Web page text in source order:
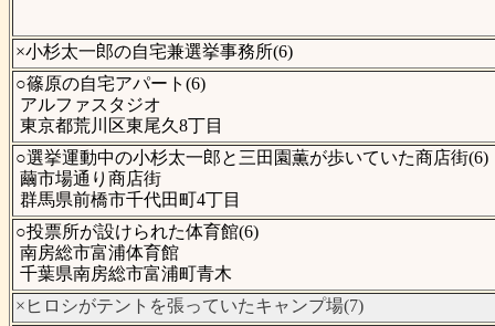
×小杉太一郎の自宅兼選挙事務所(6)
○篠原の自宅アパート(6)
アルファスタジオ
東京都荒川区東尾久8丁目
○選挙運動中の小杉太一郎と三田園薫が歩いていた商店街(6)
繭市場通り商店街
群馬県前橋市千代田町4丁目
○投票所が設けられた体育館(6)
南房総市富浦体育館
千葉県南房総市富浦町青木
×ヒロシがテントを張っていたキャンプ場(7)